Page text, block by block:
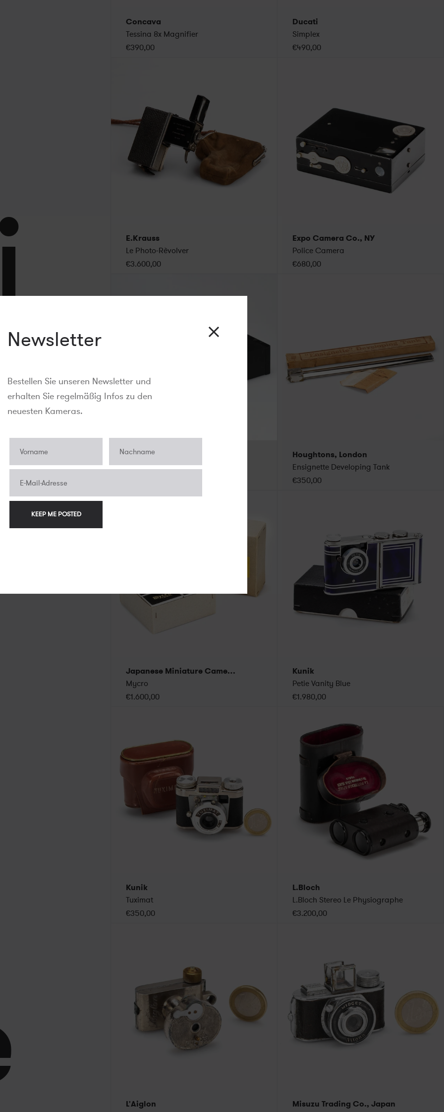
Concava
Tessina 8x Magnifier
€390,00
Ducati
Simplex
€490,00
E.Krauss
Le Photo-Rèvolver
€3.600,00
Expo Camera Co., NY
Police Camera
€680,00
Houghton Ltd., London
Watchface Ticka
Houghtons, London
Ensignette Developing Tank
€350,00
Japanese Miniature Cameras
Mycro
€1.600,00
Kunik
Petie Vanity Blue
€1.980,00
Kunik
Tuximat
€350,00
L.Bloch
L.Bloch Stereo Le Physiographe
€3.200,00
L'Aiglon Misuzu Trading Co., Japan
Newsletter
Bestellen Sie unseren Newsletter und
erhalten Sie regelmäßig Infos zu den
neuesten Kameras.